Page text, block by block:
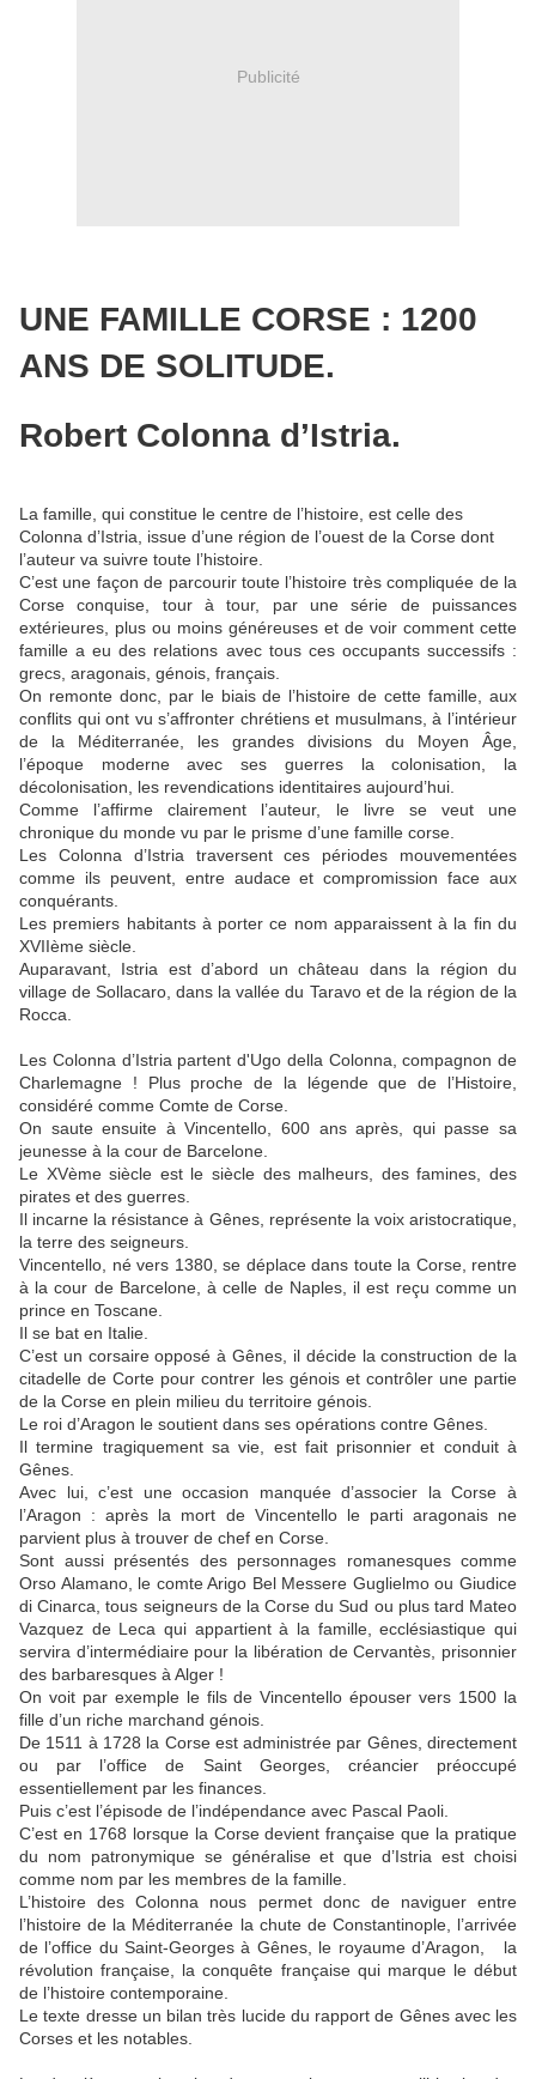
Publicité
UNE FAMILLE CORSE : 1200
ANS DE SOLITUDE.
Robert Colonna d’Istria.
La famille, qui constitue le centre de l’histoire, est celle des
Colonna d’Istria, issue d’une région de l’ouest de la Corse dont
l’auteur va suivre toute l’histoire.
C’est une façon de parcourir toute l’histoire très compliquée de la
Corse conquise, tour à tour, par une série de puissances
extérieures, plus ou moins généreuses et de voir comment cette
famille a eu des relations avec tous ces occupants successifs :
grecs, aragonais, génois, français.
On remonte donc, par le biais de l’histoire de cette famille, aux
conflits qui ont vu s’affronter chrétiens et musulmans, à l’intérieur
de la Méditerranée, les grandes divisions du Moyen Âge,
l’époque moderne avec ses guerres la colonisation, la
décolonisation, les revendications identitaires aujourd’hui.
Comme l’affirme clairement l’auteur, le livre se veut une
chronique du monde vu par le prisme d’une famille corse.
Les Colonna d’Istria traversent ces périodes mouvementées
comme ils peuvent, entre audace et compromission face aux
conquérants.
Les premiers habitants à porter ce nom apparaissent à la fin du
XVIIème siècle.
Auparavant, Istria est d’abord un château dans la région du
village de Sollacaro, dans la vallée du Taravo et de la région de la
Rocca.
Les Colonna d’Istria partent d'Ugo della Colonna, compagnon de
Charlemagne ! Plus proche de la légende que de l’Histoire,
considéré comme Comte de Corse.
On saute ensuite à Vincentello, 600 ans après, qui passe sa
jeunesse à la cour de Barcelone.
Le XVème siècle est le siècle des malheurs, des famines, des
pirates et des guerres.
Il incarne la résistance à Gênes, représente la voix aristocratique,
la terre des seigneurs.
Vincentello, né vers 1380, se déplace dans toute la Corse, rentre
à la cour de Barcelone, à celle de Naples, il est reçu comme un
prince en Toscane.
Il se bat en Italie.
C’est un corsaire opposé à Gênes, il décide la construction de la
citadelle de Corte pour contrer les génois et contrôler une partie
de la Corse en plein milieu du territoire génois.
Le roi d’Aragon le soutient dans ses opérations contre Gênes.
Il termine tragiquement sa vie, est fait prisonnier et conduit à
Gênes.
Avec lui, c’est une occasion manquée d’associer la Corse à
l’Aragon : après la mort de Vincentello le parti aragonais ne
parvient plus à trouver de chef en Corse.
Sont aussi présentés des personnages romanesques comme
Orso Alamano, le comte Arigo Bel Messere Guglielmo ou Giudice
di Cinarca, tous seigneurs de la Corse du Sud ou plus tard Mateo
Vazquez de Leca qui appartient à la famille, ecclésiastique qui
servira d’intermédiaire pour la libération de Cervantès, prisonnier
des barbaresques à Alger !
On voit par exemple le fils de Vincentello épouser vers 1500 la
fille d’un riche marchand génois.
De 1511 à 1728 la Corse est administrée par Gênes, directement
ou par l’office de Saint Georges, créancier préoccupé
essentiellement par les finances.
Puis c’est l’épisode de l’indépendance avec Pascal Paoli.
C’est en 1768 lorsque la Corse devient française que la pratique
du nom patronymique se généralise et que d’Istria est choisi
comme nom par les membres de la famille.
L’histoire des Colonna nous permet donc de naviguer entre
l’histoire de la Méditerranée la chute de Constantinople, l’arrivée
de l’office du Saint-Georges à Gênes, le royaume d’Aragon, la
révolution française, la conquête française qui marque le début
de l’histoire contemporaine.
Le texte dresse un bilan très lucide du rapport de Gênes avec les
Corses et les notables.